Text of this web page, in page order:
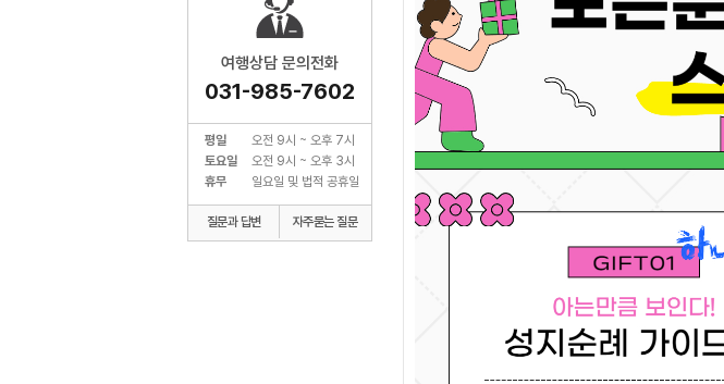
여행상담 문의전화
031-985-7602
평일
오전 9시 ~ 오후 7시
토요일
오전 9시 ~ 오후 3시
휴무
일요일 및 법적 공휴일
질문과 답변 자주묻는 질문